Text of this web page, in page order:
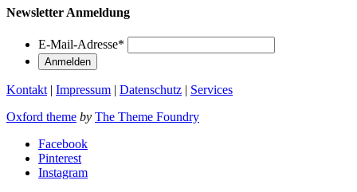
Newsletter Anmeldung
E-Mail-Adresse*
Kontakt | Impressum | Datenschutz | Services
Oxford theme by The Theme Foundry
Facebook
Pinterest
Instagram